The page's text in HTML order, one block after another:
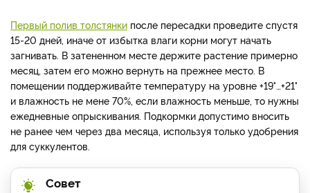
Первый полив толстянки после пересадки проведите спустя
15-20 дней, иначе от избытка влаги корни могут начать
загнивать. В затененном месте держите растение примерно
месяц, затем его можно вернуть на прежнее место. В
помещении поддерживайте температуру на уровне +19° …+21°
и влажность не мене 70%, если влажность меньше, то нужны
ежедневные опрыскивания. Подкормки допустимо вносить
не ранее чем через два месяца, используя только удобрения
для суккулентов.
Совет